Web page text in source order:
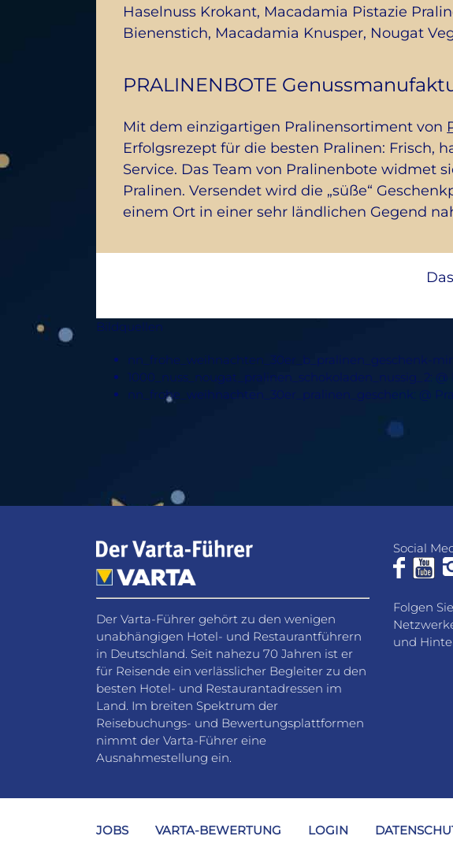
Haselnuss Krokant, Macadamia Pistazie
Bienenstich, Macadamia Knusper, Nougat
PRALINENBOTE
Mit dem einzigartigen Pralinensortiment von
Erfolgsrezept für die besten Pralinen:
Service. Das Team von Pralinenbote widmet
Pralinen. Versendet wird die „süße“
einem Ort in einer sehr ländlichen Gegend
Bildquellen
nn_frohe_weihnachten_30er_b_pralinen_geschenk-
1000_nuss_nougat_pralinen_schokoladen_nussig_2:
nn_frohe_weihnachten_30er_pralinen_geschenk: @
Der Varta-Führer gehört zu den wenigen
unabhängigen Hotel- und Restaurantführern
in Deutschland. Seit nahezu 70 Jahren ist er
für Reisende ein verlässlicher Begleiter zu den
besten Hotel- und Restaurantadressen im
Land. Im breiten Spektrum der
Reisebuchungs- und Bewertungsplattformen
nimmt der Varta-Führer eine
Ausnahmestellung ein.
Social
Folgen
und
JOBS VARTA-BEWERTUNG LOGIN